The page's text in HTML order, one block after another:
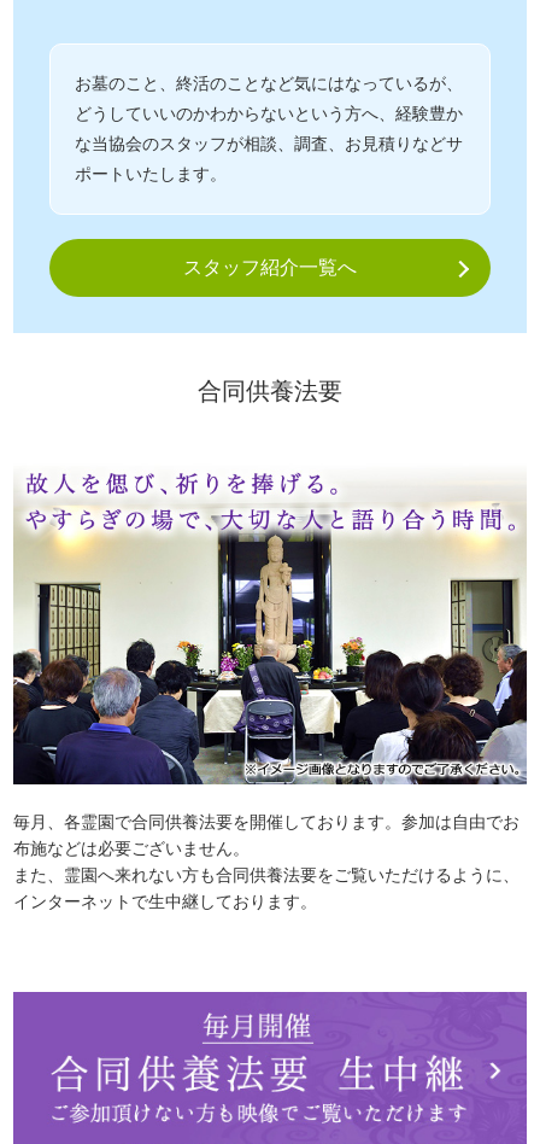
お墓のこと、終活のことなど気にはなっているが、
どうしていいのかわからないという方へ、経験豊か
な当協会のスタッフが相談、調査、お見積りなどサ
ポートいたします。
スタッフ紹介一覧へ
合同供養法要
毎月、各霊園で合同供養法要を開催しております。参加は自由でお
布施などは必要ございません。
また、霊園へ来れない方も合同供養法要をご覧いただけるように、
インターネットで生中継しております。